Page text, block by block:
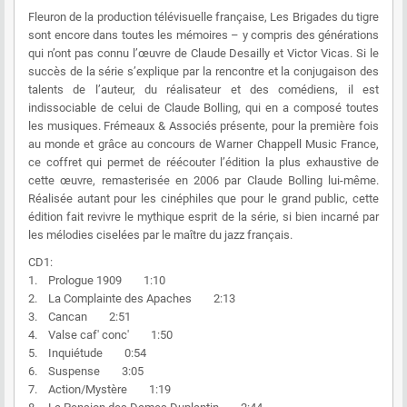
Fleuron de la production télévisuelle française, Les Brigades du tigre
sont encore dans toutes les mémoires – y compris des générations
qui n’ont pas connu l’œuvre de Claude Desailly et Victor Vicas. Si le
succès de la série s’explique par la rencontre et la conjugaison des
talents de l’auteur, du réalisateur et des comédiens, il est
indissociable de celui de Claude Bolling, qui en a composé toutes
les musiques. Frémeaux & Associés présente, pour la première fois
au monde et grâce au concours de Warner Chappell Music France,
ce coffret qui permet de réécouter l’édition la plus exhaustive de
cette œuvre, remasterisée en 2006 par Claude Bolling lui-même.
Réalisée autant pour les cinéphiles que pour le grand public, cette
édition fait revivre le mythique esprit de la série, si bien incarné par
les mélodies ciselées par le maître du jazz français.
CD1:
1. Prologue 1909 1:10
2. La Complainte des Apaches 2:13
3. Cancan 2:51
4. Valse caf' conc' 1:50
5. Inquiétude 0:54
6. Suspense 3:05
7. Action/Mystère 1:19